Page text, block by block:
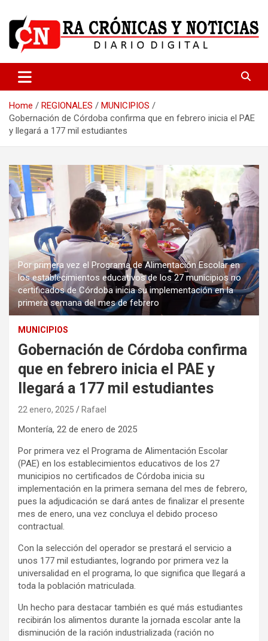
content
R.A Crónicas y Noticias
Home REGIONALES
MUNICIPIOS
Gobernación de Córdoba confirma que en febrero inicia el PAE
y llegará a 177 mil estudiantes
Por primera vez el Programa de Alimentación Escolar en
los establecimientos educativos de los 27 municipios no
certificados de Córdoba inicia su implementación en la
primera semana del mes de febrero
MUNICIPIOS
Gobernación de Córdoba confirma
que en febrero inicia el PAE y
llegará a 177 mil estudiantes
22 enero, 2025 Rafael
Montería, 22 de enero de 2025
Por primera vez el Programa de Alimentación Escolar
(PAE) en los establecimientos educativos de los 27
municipios no certificados de Córdoba inicia su
implementación en la primera semana del mes de febrero,
pues la adjudicación se dará antes de finalizar el presente
mes de enero, una vez concluya el debido proceso
contractual.
Con la selección del operador se prestará el servicio a
unos 177 mil estudiantes, logrando por primera vez la
universalidad en el programa, lo que significa que llegará a
toda la población matriculada.
Un hecho para destacar también es qué más estudiantes
recibirán los alimentos durante la jornada escolar ante la
disminución de la ración industrializada (ración no